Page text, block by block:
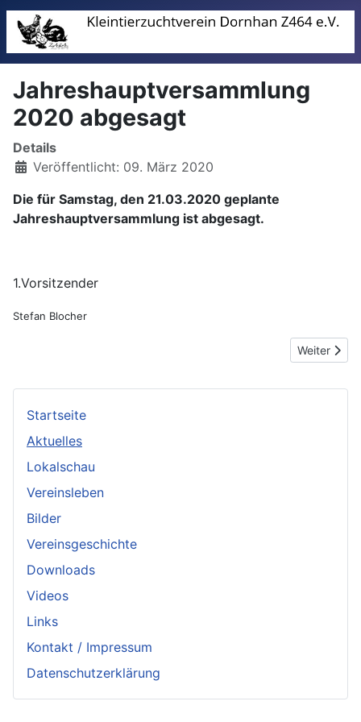
Startseite
Aktuelles
Lokalschau
Vereinsleben
Bilder
Vereinsgeschichte
Downloads
Videos
Links
Kontakt / Impressum
Datenschutzerklärung
Jahreshauptversammlung
2020 abgesagt
Details
Veröffentlicht: 09. März 2020
Die für Samstag, den 21.03.2020 geplante
Jahreshauptversammlung ist abgesagt.
1.Vorsitzender
Stefan Blocher
Nächster
Weiter